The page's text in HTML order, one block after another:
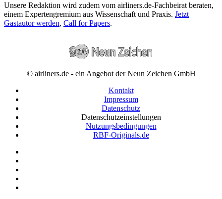
Unsere Redaktion wird zudem vom airliners.de-Fachbeirat beraten,
einem Expertengremium aus Wissenschaft und Praxis. Jetzt
Gastautor werden, Call for Papers.
© airliners.de - ein Angebot der Neun Zeichen GmbH
Kontakt
Impressum
Datenschutz
Datenschutzeinstellungen
Nutzungsbedingungen
RBF-Originals.de